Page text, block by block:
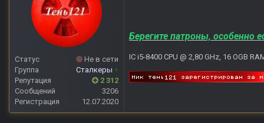
Статус
Не в сети
Группа
Сталкеры +
Репутация
2 312
Сообщений
3206
Регистрация
12.07.2020
Берегите патроны, особенно
IC i5-8400 CPU @ 2,80 GHz, 16 OGB